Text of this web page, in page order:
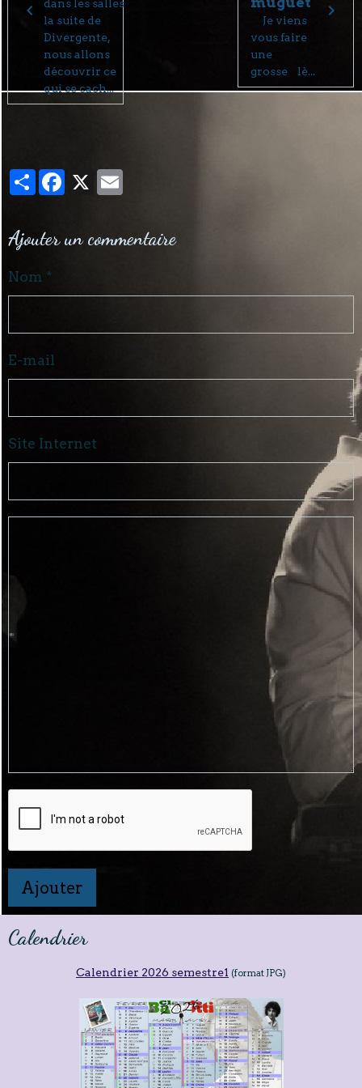
dans les salles
la suite de
Divergente,
nous allons
découvrir ce
qui se cach...
Je viens
vous faire
une
grosse lè...
PartagerFacebook
X
Ajouter un commentaire
Nom
E-mail
Site Internet
Ajouter
Calendrier
Calendrier 2026 semestre1 (format JPG)